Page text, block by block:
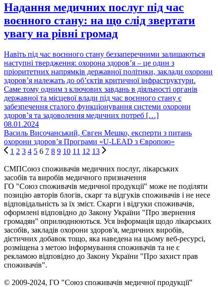
Надання медичних послуг під час
воєнного стану: на що слід звертати
увагу на рівні громад
Навіть під час воєнного стану беззаперечними залишаються
наступні твердження: охорона здоров’я – це один з
пріоритетних напрямків державної політики, заклади охорони
здоров’я належать до об’єктів критичної інфраструктури.
Саме тому одним з ключових завдань в діяльності органів
державної та місцевої влади під час воєнного стану є
забезпечення сталого функціонування системи охорони
здоров’я та задоволення медичних потреб […]
08.01.2024
Василь Височанський, Євген Мешко, експерти з питань
охорони здоров’я Програми «U-LEAD з Європою»
1 2 3 4 5 6 7 8 9 10 11 12 13
СМПСоюз споживачів медичних послуг, лікарських
засобів та виробів медичного призначення
ГО "Союз споживачів медичної продукції" може не поділяти
позицію авторів блогів, скарг та відгуків споживачів і не несе
відповідальність за їх зміст. Скарги і відгуки споживачів,
оформлені відповідно до Закону України "Про звернення
громадян" оприлюднюються. Уся інформація щодо лікарських
засобів, закладів охорони здоров'я, медичних виробів,
дієтичних добавок тощо, яка наведена на цьому веб-ресурсі,
розміщена з метою інформування споживачів та не є
рекламою відповідно до Закону України "Про захист прав
споживачів".
© 2009-2024, ГО "Союз споживачів медичної продукції"